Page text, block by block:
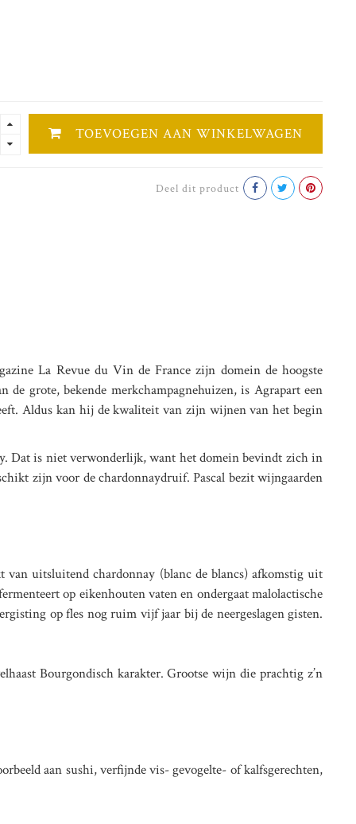
TOEVOEGEN AAN WINKELWAGEN
Deel dit product
La Revue du Vin de France zijn domein de hoogste
grote, bekende merkchampagnehuizen, is Agrapart een
Aldus kan hij de kwaliteit van zijn wijnen van het begin
Dat is niet verwonderlijk, want het domein bevindt zich in
zijn voor de chardonnaydruif. Pascal bezit wijngaarden
van uitsluitend chardonnay (blanc de blancs) afkomstig uit
op eikenhouten vaten en ondergaat malolactische
op fles nog ruim vijf jaar bij de neergeslagen gisten.
Bourgondisch karakter. Grootse wijn die prachtig z’n
aan sushi, verfijnde vis- gevogelte- of kalfsgerechten,